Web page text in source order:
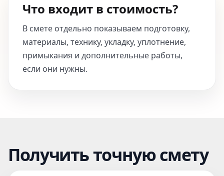
Что входит в стоимость?
В смете отдельно показываем подготовку,
материалы, технику, укладку, уплотнение,
примыкания и дополнительные работы,
если они нужны.
Получить точную смету